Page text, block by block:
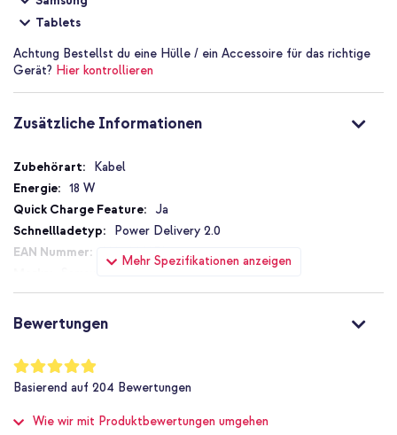
Tablets
Achtung Bestellst du eine Hülle / ein Accessoire für das richtige
Gerät? Hier kontrollieren
Zusätzliche Informationen
Mehr Spezifikationen anzeigen
Zusätzliche
Informationen
Kabel
18 W
Ja
Power Delivery 2.0
8806088938141
EP-DG930IBEGWW
Kopfhörer, In-Ear-Kopfhörer, Laptop, Smartphone, Tablet
USB-A auf USB-C
Nein
Bewertungen
Bewertung:
98
%
of
Basierend auf 204 Bewertungen
Wie wir mit Produktbewertungen umgehen